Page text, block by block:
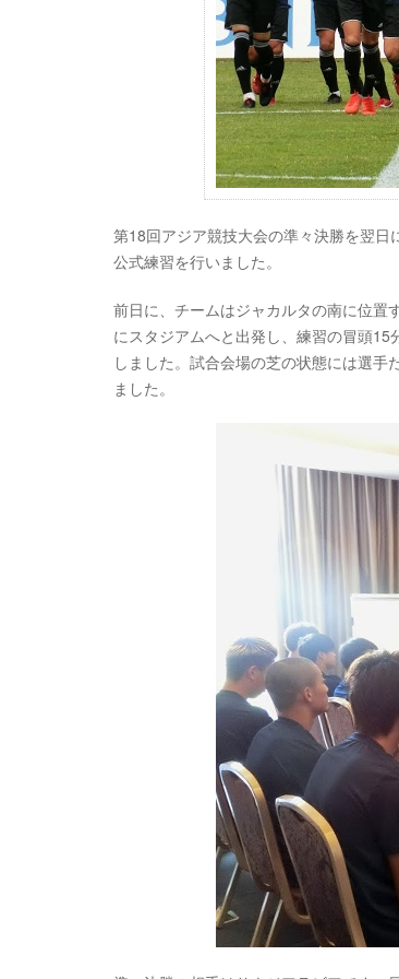
第18回アジア競技大会の準々決勝を翌
公式練習を行いました。
前日に、チームはジャカルタの南に位置
にスタジアムへと出発し、練習の冒頭
しました。試合会場の芝の状態には選
ました。